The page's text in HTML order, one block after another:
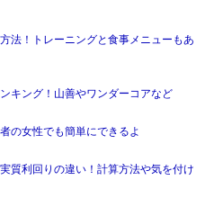
法！トレーニングと食事メニューもあ
キング！山善やワンダーコアなど
の女性でも簡単にできるよ
質利回りの違い！計算方法や気を付け